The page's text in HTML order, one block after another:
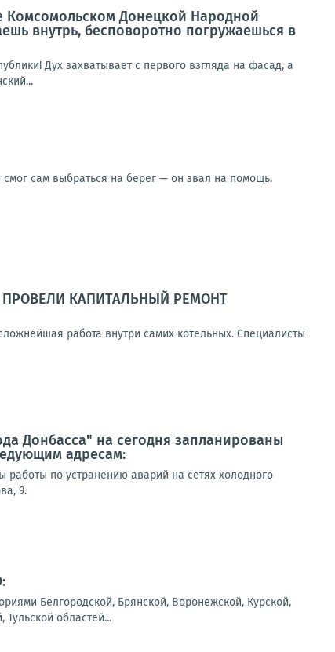
Комсомольском Донецкой Народной
внутрь, бесповоротно погружаешься в
Дух захватывает с первого взгляда на фасад, а
сам выбраться на берег — он звал на помощь.
КАПИТАЛЬНЫЙ РЕМОНТ
работа внутри самих котельных. Специалисты
Донбасса" на сегодня запланированы
адресам:
по устранению аварий на сетях холодного
9.
Белгородской, Брянской, Воронежской, Курской,
областей...